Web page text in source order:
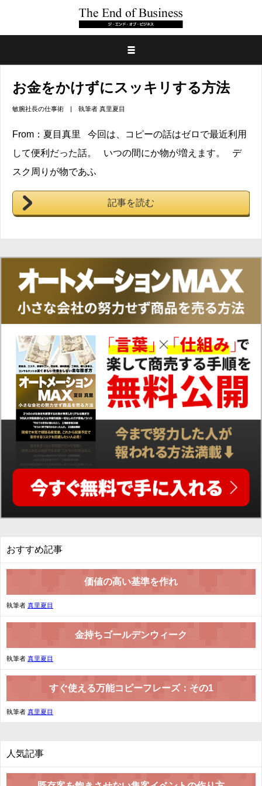
お金をかけずにスッキリする方法
敏腕社長の仕事術 | 執筆者 真里夏目
From：夏目真里 今回は、コピーの話はゼロで最近利用
して便利だった話。 いつの間にか物が増えます。 デ
スク周りが物であふ
記事を読む
おすすめ記事
価値の高い基準を作れ
執筆者 真里夏目
金持ちゴールデンウィーク
執筆者 真里夏目
すぐ使える万能コピーフレーズ：その1
執筆者 真里夏目
人気記事